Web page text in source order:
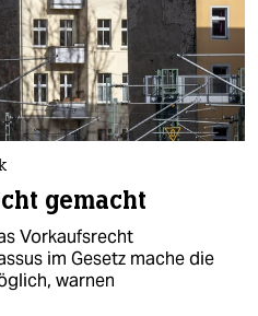
gemacht
Vorkaufsrecht
im Gesetz mache die
warnen